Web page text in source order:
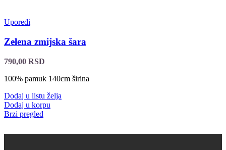
Uporedi
Zelena zmijska šara
790,00 RSD
100% pamuk 140cm širina
Dodaj u listu želja
Dodaj u korpu
Brzi pregled